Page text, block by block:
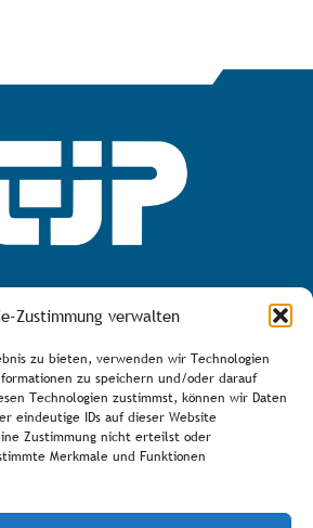
Zustimmung verwalten
zu bieten, verwenden wir Technologien
zu speichern und/oder darauf
Technologien zustimmst, können wir Daten
eindeutige IDs auf dieser Website
Zustimmung nicht erteilst oder
Merkmale und Funktionen
DEN TJP E.V.
AGB
Bürozeiten